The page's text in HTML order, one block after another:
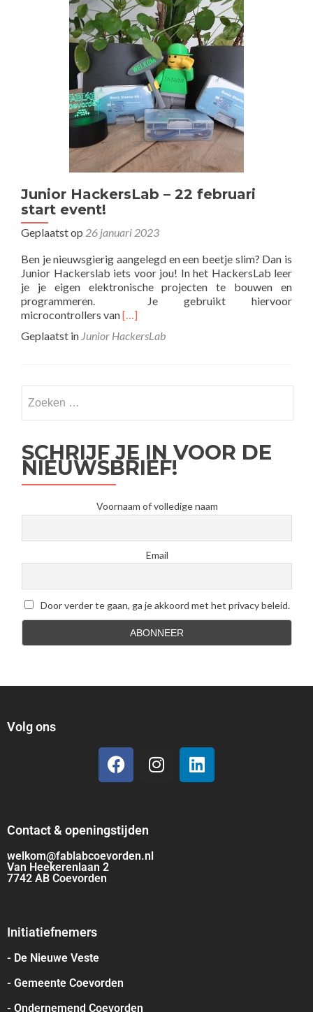
Junior HackersLab – 22 februari
start event!
Geplaatst op 26 januari 2023
Ben je nieuwsgierig aangelegd en een beetje slim? Dan is
Junior Hackerslab iets voor jou! In het HackersLab leer
je je eigen elektronische projecten te bouwen en
programmeren. Je gebruikt hiervoor
microcontrollers vanLees
overJunior
22
[…]
Geplaatst in Junior HackersLab
SCHRIJF JE IN VOOR DE
NIEUWSBRIEF!
Voornaam of volledige naam
Email
Door verder te gaan, ga je akkoord met het privacy beleid.
Volg ons
Contact & openingstijden
welkom@fablabcoevorden.nl
Van Heekerenlaan 2
7742 AB Coevorden
Initiatiefnemers
- De Nieuwe Veste
- Gemeente Coevorden
- Ondernemend Coevorden